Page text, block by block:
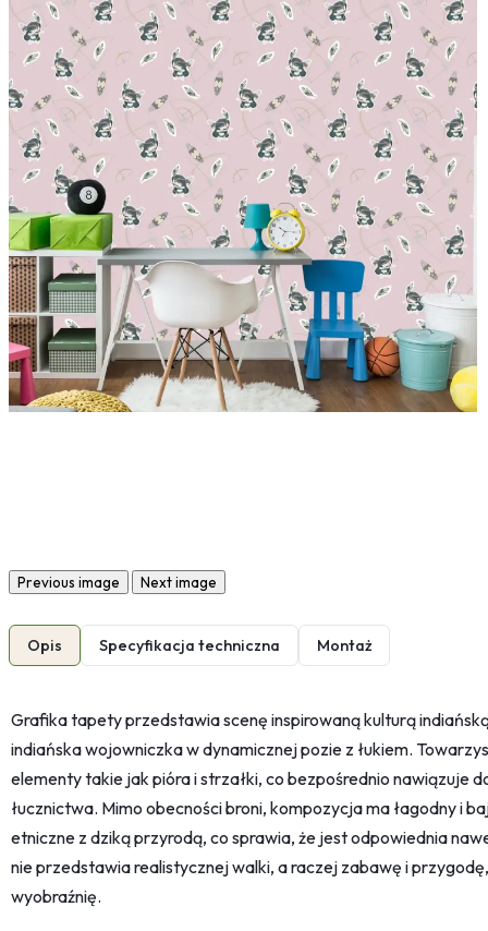
Previous image Next image
Opis Specyfikacja techniczna Montaż
Grafika tapety przedstawia scenę inspirowaną kulturą
indiańska wojowniczka w dynamicznej pozie z łukiem.
elementy takie jak pióra i strzałki, co bezpośrednio nawiązuje
łucznictwa. Mimo obecności broni, kompozycja ma łagodny i
etniczne z dziką przyrodą, co sprawia, że jest odpowiednia
nie przedstawia realistycznej walki, a raczej zabawę i
wyobraźnię.